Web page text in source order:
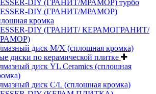
DIY (ГРАНИТ/МРАМОР) турбо
DIY (ГРАНИТ/МРАМОР)
кромка
DIY (ГРАНИТ/ КЕРАМОГРАНИТ/
диск M/X (сплошная кромка)
диски по керамической плитке
диск YL Ceramics (сплошная
диск C/L (сплошная кромка)